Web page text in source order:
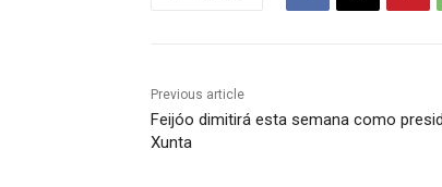
Previous article
Feijóo dimitirá esta semana como
Xunta